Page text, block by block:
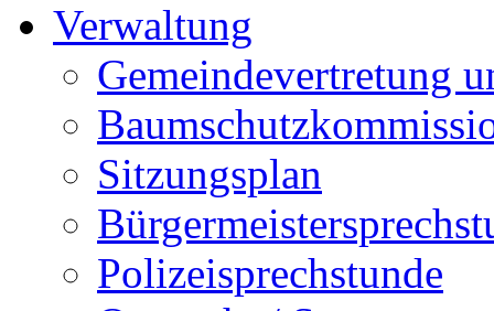
Verwaltung
Gemeindevertretung
Sitzungsplan
Polizeisprechstunde